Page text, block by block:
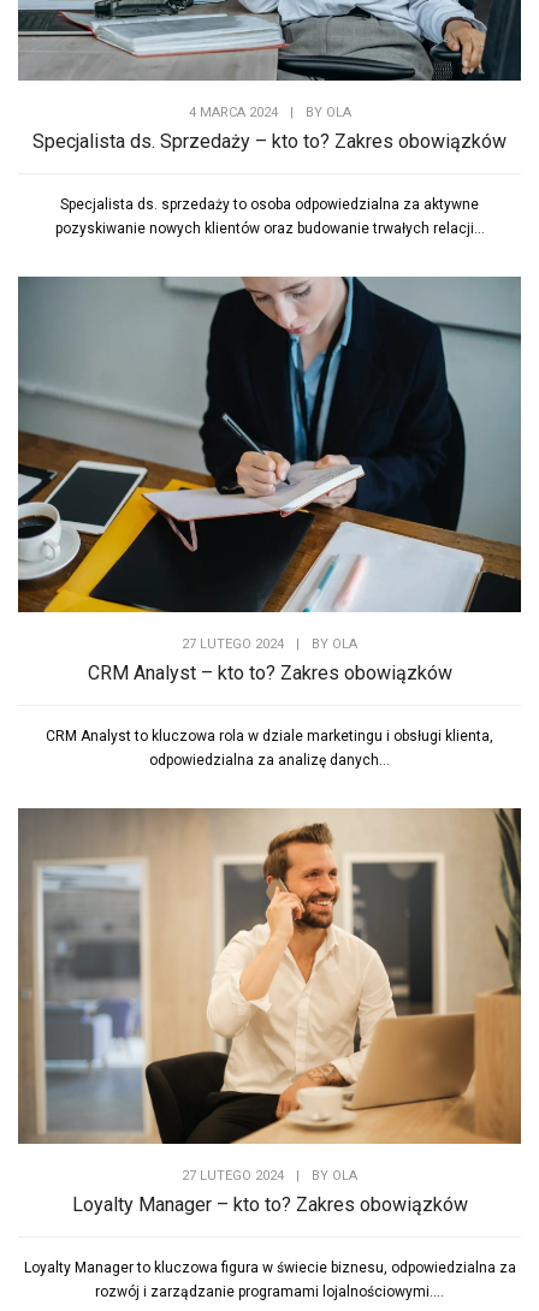
4 MARCA 2024 BY OLA
Specjalista ds. Sprzedaży – kto to? Zakres obowiązków
Specjalista ds. sprzedaży to osoba odpowiedzialna za aktywne
pozyskiwanie nowych klientów oraz budowanie trwałych relacji...
27 LUTEGO 2024 BY OLA
CRM Analyst – kto to? Zakres obowiązków
CRM Analyst to kluczowa rola w dziale marketingu i obsługi klienta,
odpowiedzialna za analizę danych...
27 LUTEGO 2024 | BY OLA
Loyalty Manager – kto to? Zakres obowiązków
Loyalty Manager to kluczowa figura w świecie biznesu, odpowiedzialna za
rozwój i zarządzanie programami lojalnościowymi....